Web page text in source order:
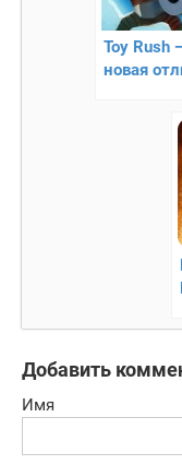
Toy Rush
новая
Добавить
Имя